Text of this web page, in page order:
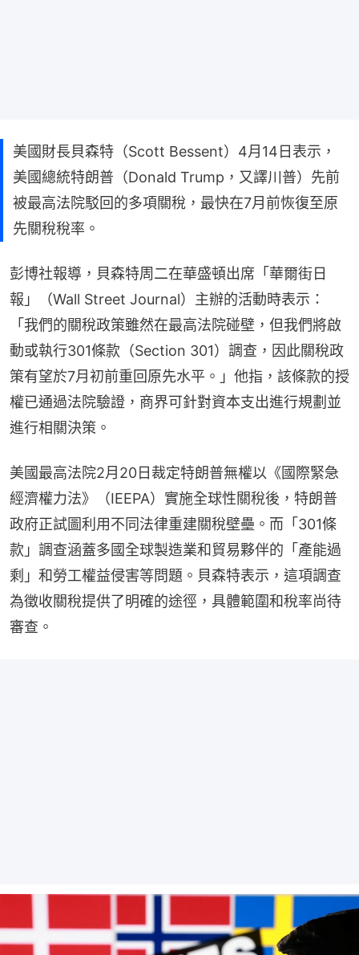
美國財長貝森特（Scott Bessent）4月14日表示，
美國總統特朗普（Donald Trump，又譯川普）先前
被最高法院駁回的多項關稅，最快在7月前恢復至原
先關稅稅率。
彭博社報導，貝森特周二在華盛頓出席「華爾街日
報」（Wall Street Journal）主辦的活動時表示：
「我們的關稅政策雖然在最高法院碰壁，但我們將啟
動或執行301條款（Section 301）調查，因此關稅政
策有望於7月初前重回原先水平。」他指，該條款的授
權已通過法院驗證，商界可針對資本支出進行規劃並
進行相關決策。
美國最高法院2月20日裁定特朗普無權以《國際緊急
經濟權力法》（IEEPA）實施全球性關稅後，特朗普
政府正試圖利用不同法律重建關稅壁壘。而「301條
款」調查涵蓋多國全球製造業和貿易夥伴的「產能過
剩」和勞工權益侵害等問題。貝森特表示，這項調查
為徵收關稅提供了明確的途徑，具體範圍和稅率尚待
審查。